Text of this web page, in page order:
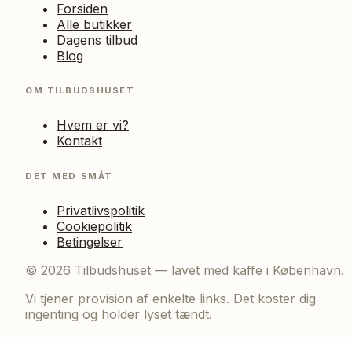
Forsiden
Alle butikker
Dagens tilbud
Blog
OM TILBUDSHUSET
Hvem er vi?
Kontakt
DET MED SMÅT
Privatlivspolitik
Cookiepolitik
Betingelser
© 2026 Tilbudshuset — lavet med kaffe i København.
Vi tjener provision af enkelte links. Det koster dig
ingenting og holder lyset tændt.